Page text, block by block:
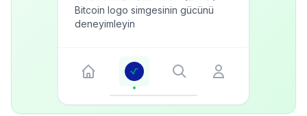
Bitcoin logo simgesinin gücünü
deneyimleyin